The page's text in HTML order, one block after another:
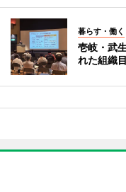
暮らす・働く
壱岐・武
れた組織